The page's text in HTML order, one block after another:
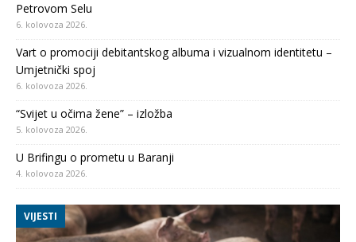
Petrovom Selu
6. kolovoza 2026.
Vart o promociji debitantskog albuma i vizualnom identitetu –
Umjetnički spoj
6. kolovoza 2026.
“Svijet u očima žene” – izložba
5. kolovoza 2026.
U Brifingu o prometu u Baranji
4. kolovoza 2026.
VIJESTI